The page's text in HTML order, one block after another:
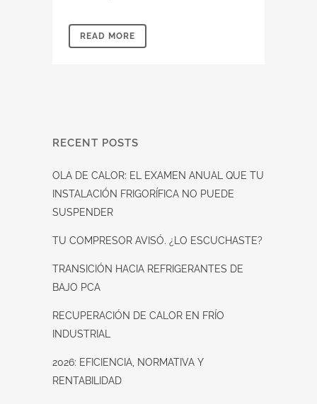
READ MORE
RECENT POSTS
OLA DE CALOR: EL EXAMEN ANUAL QUE TU
INSTALACIÓN FRIGORÍFICA NO PUEDE
SUSPENDER
TU COMPRESOR AVISÓ. ¿LO ESCUCHASTE?
TRANSICIÓN HACIA REFRIGERANTES DE
BAJO PCA
RECUPERACIÓN DE CALOR EN FRÍO
INDUSTRIAL
2026: EFICIENCIA, NORMATIVA Y
RENTABILIDAD